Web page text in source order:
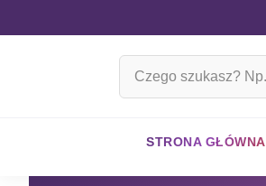
STRONA GŁÓWNA